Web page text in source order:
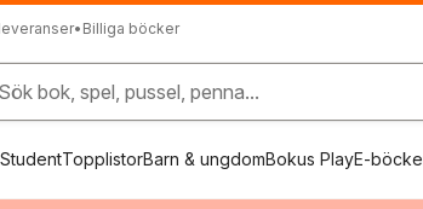
• Billiga böcker
Sök bok, spel, pussel, penna...
StudentTopplistorBarn & ungdomBokus PlayE-